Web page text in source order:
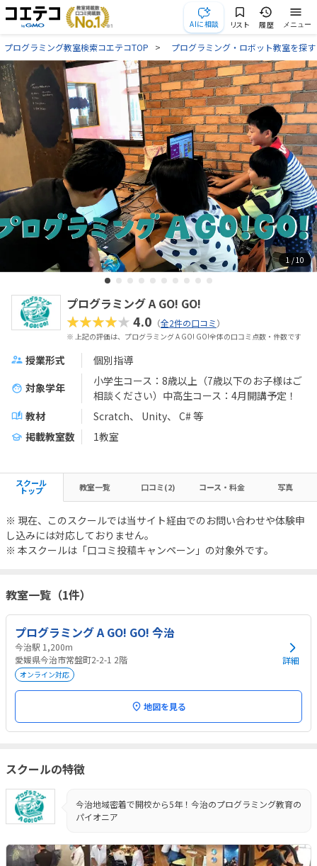
AIに相談 リスト 履歴 メニュー
プログラミング教室検索コエテコTOP プログラミング・ロボット教室を探す
1/ 10
プログラミング A GO! GO!
★★★★★4.0 （全2件の口コミ）
※ 上記の評価は、プログラミング A GO! GO!全体の口コミ点数・件数です
授業形式
個別指導
対象学年
小学生コース：8歳以上（7歳以下のお子様はご
相談ください）中高生コース：4月開講予定！
教材
Scratch Unity C#等
掲載教室数
1教室
スクール
トップ 教室一覧 口コミ(2) コース・料金 写真
※ 現在、このスクールでは当サイト経由でのお問い合わせや体験申
し込みには対応しておりません。
※ 本スクールは「口コミ投稿キャンペーン」の対象外です。
教室一覧（1件）
プログラミング A GO! GO! 今治
今治駅 1,200m
愛媛県今治市常盤町2-2-1 2階
オンライン対応
詳細
地図を見る
スクールの特徴
今治地域密着で開校から5年！今治のプログラミング教育の
パイオニア